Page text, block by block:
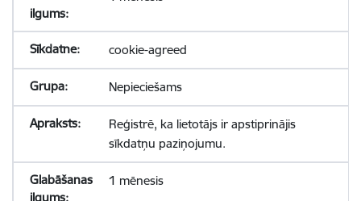
cookie-agreed
Nepieciešams
Reģistrē, ka lietotājs ir apstiprinājis
sīkdatņu paziņojumu.
1 mēnesis